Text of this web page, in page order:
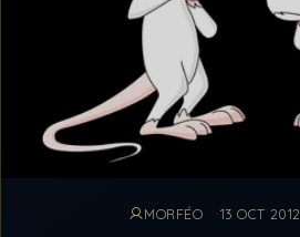
MORFÉO 13 OCT 2012